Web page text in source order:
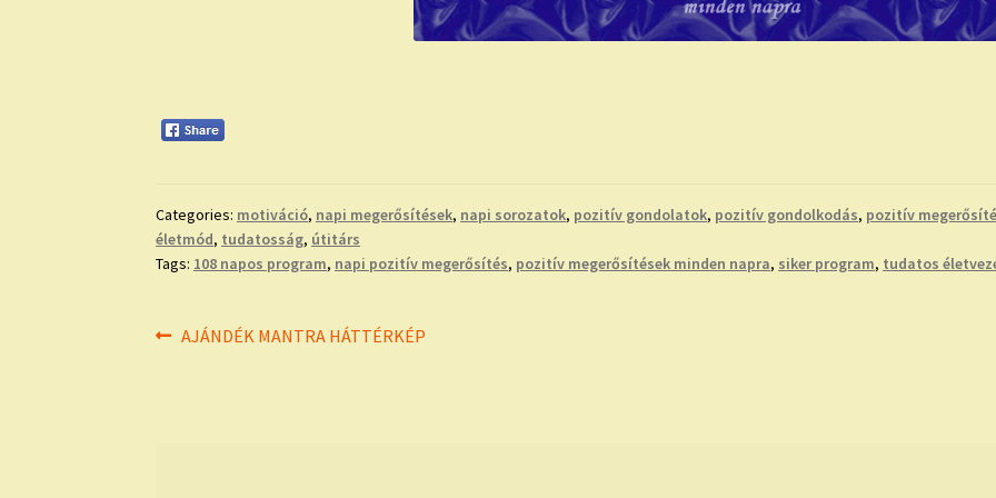
Categories: motiváció, napi megerősítések, napi sorozatok, pozitív gondolatok, pozitív gondolkodás, pozitív
életmód, tudatosság, útitárs
Tags: 108 napos program, napi pozitív megerősítés, pozitív megerősítések minden napra, siker program, tudatos
Bejegyzés
Previous
AJÁNDÉK MANTRA HÁTTÉRKÉP